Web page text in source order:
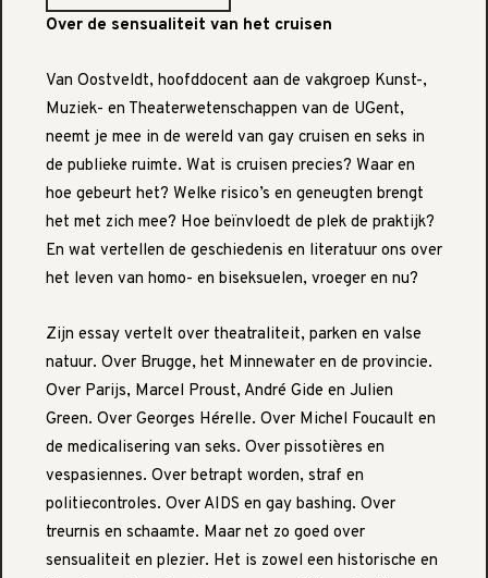
Over de sensualiteit van het cruisen
Van Oostveldt, hoofddocent aan de vakgroep Kunst-,
Muziek- en Theaterwetenschappen van de UGent,
neemt je mee in de wereld van gay cruisen en seks in
de publieke ruimte. Wat is cruisen precies? Waar en
hoe gebeurt het? Welke risico’s en geneugten brengt
het met zich mee? Hoe beïnvloedt de plek de praktijk?
En wat vertellen de geschiedenis en literatuur ons over
het leven van homo- en biseksuelen, vroeger en nu?
Zijn essay vertelt over theatraliteit, parken en valse
natuur. Over Brugge, het Minnewater en de provincie.
Over Parijs, Marcel Proust, André Gide en Julien
Green. Over Georges Hérelle. Over Michel Foucault en
de medicalisering van seks. Over pissotières en
vespasiennes. Over betrapt worden, straf en
politiecontroles. Over AIDS en gay bashing. Over
treurnis en schaamte. Maar net zo goed over
sensualiteit en plezier. Het is zowel een historische en